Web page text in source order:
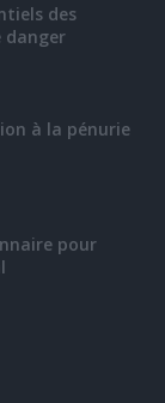
des
danger
à la pénurie
pour